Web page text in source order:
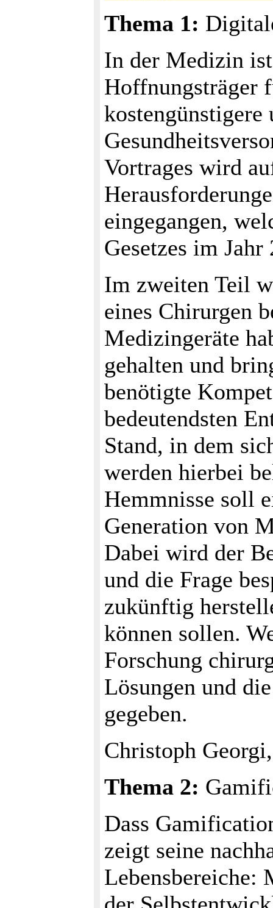
Thema 1:
In der Medizin
Hoffnungsträger
kostengünstigere
Vortrages wird
eingegangen,
Gesetzes im
Im zweiten Teil
eines Chirurgen
Medizingeräte
gehalten und
benötigte
bedeutendsten
Stand, in dem
werden hierbei
Hemmnisse soll
Generation von
Dabei wird der
und die Frage
zukünftig
können sollen.
Forschung
Lösungen und
gegeben.
Christoph
Thema 2:
Dass
zeigt seine
Lebensbereiche: